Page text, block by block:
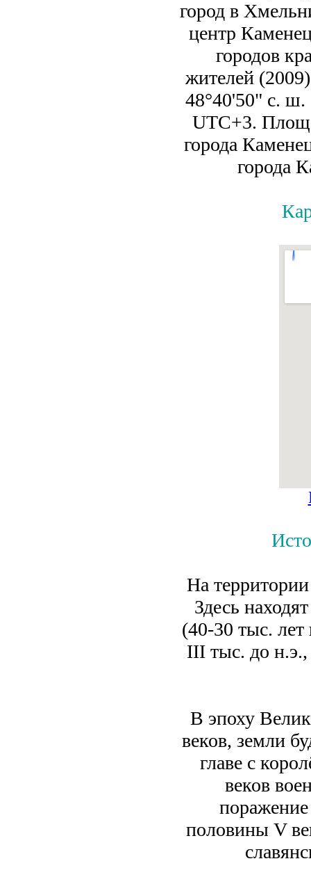
город в
центр
городов
жителей
48°40'50" с. ш.
UTC+3.
города
города
На
Здесь
(40-30 тыс.
III тыс. до н.э.,
В эпоху
веков, земли
главе с
веков
половины V